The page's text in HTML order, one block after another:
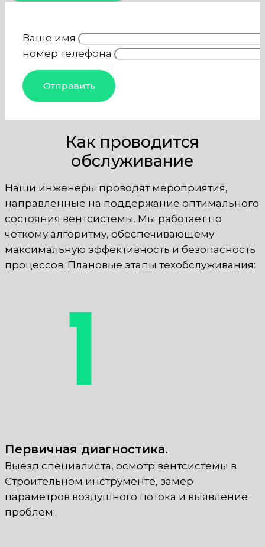
Ваше имя
номер телефона
Как проводится
обслуживание
Наши инженеры проводят мероприятия,
направленные на поддержание оптимального
состояния вентсистемы. Мы работает по
четкому алгоритму, обеспечивающему
максимальную эффективность и безопасность
процессов. Плановые этапы техобслуживания:
Первичная диагностика.
Выезд специалиста, осмотр вентсистемы в
Строительном инструменте, замер
параметров воздушного потока и выявление
проблем;